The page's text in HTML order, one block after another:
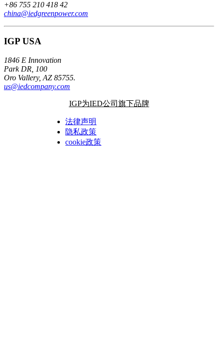
+86 755 210 418 42
china@iedgreenpower.com
IGP USA
1846 E Innovation
Park DR, 100
Oro Vallery, AZ 85755.
us@iedcompany.com
IGP为IED公司旗下品牌
法律声明
隐私政策
cookie政策